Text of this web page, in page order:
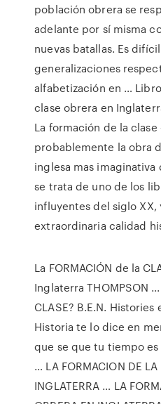
población obrera se
adelante por sí misma
nuevas batallas. Es
generalizaciones
alfabetización en …
clase obrera en
La formación de la
probablemente la obra
inglesa mas
se trata de uno de los
influyentes del siglo
extraordinaria calidad
La FORMACIÓN de la
Inglaterra THOMPSON
CLASE? B.E.N.
Historia te lo dice en
que se que tu tiempo
… LA FORMACION DE LA
INGLATERRA … LA